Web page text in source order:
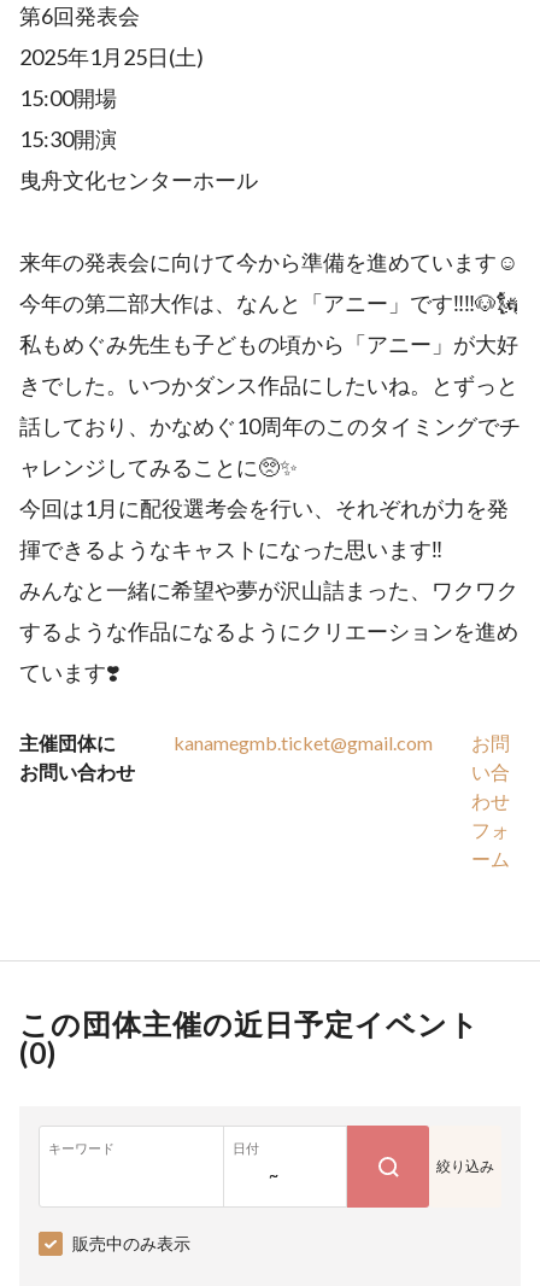
第6回発表会
2025年1月25日(土)
15:00開場
15:30開演
曳舟文化センターホール
来年の発表会に向けて今から準備を進めています☺️
今年の第二部大作は、なんと「アニー」です‼️‼️🐶🗽
私もめぐみ先生も子どもの頃から「アニー」が大好
きでした。いつかダンス作品にしたいね。とずっと
話しており、かなめぐ10周年のこのタイミングでチ
ャレンジしてみることに🥺✨
今回は1月に配役選考会を行い、それぞれが力を発
揮できるようなキャストになった思います‼️
みんなと一緒に希望や夢が沢山詰まった、ワクワク
するような作品になるようにクリエーションを進め
ています❣️
主催団体に
お問い合わせ
kanamegmb.ticket@gmail.com
お問
い合
わせ
フォ
ーム
この団体主催の近日予定イベント
(0)
キーワード 日付
~ 絞り込み
販売中のみ表示